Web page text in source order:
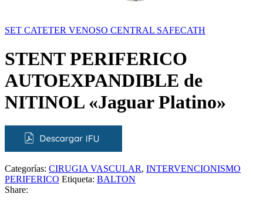
SET CATETER VENOSO CENTRAL SAFECATH
STENT PERIFERICO
AUTOEXPANDIBLE de
NITINOL «Jaguar Platino»
Categorías: CIRUGIA VASCULAR, INTERVENCIONISMO
PERIFERICO Etiqueta: BALTON
Share: